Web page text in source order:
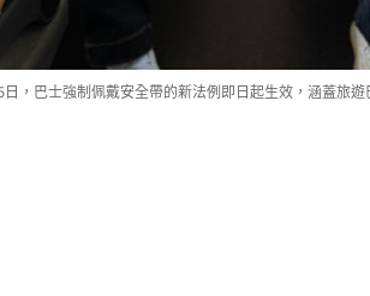
，巴士強制佩戴安全帶的新法例即日起生效，涵蓋旅遊